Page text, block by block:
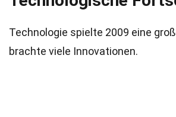
Technologie spielte 2009 eine
brachte viele Innovationen.